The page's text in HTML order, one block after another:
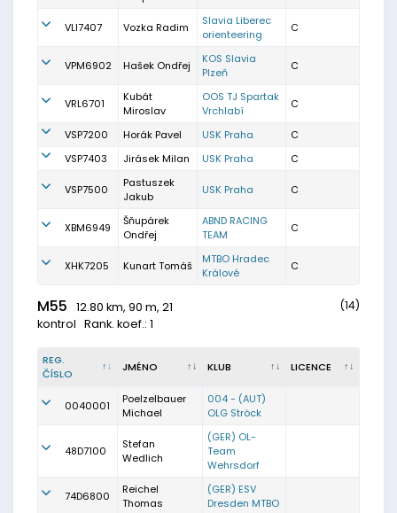
VLI7407 Vozka Radim
Slavia Liberec
orienteering
C
VPM6902 Hašek Ondřej
KOS Slavia
Plzeň
C
VRL6701
Kubát
Miroslav
OOS TJ Spartak
Vrchlabí
C
VSP7200 Horák Pavel USK Praha
C
VSP7403
Jirásek Milan USK Praha C
VSP7500
Pastuszek
Jakub
USK Praha C
XBM6949
Šňupárek
Ondřej
ABND RACING
TEAM
C
XHK7205 Kunart Tomáš
MTBO Hradec
Králové
C
M55
12.80 km, 90 m, 21
kontrol Rank. koef.: 1
(14)
REG.
ČÍSLO
JMÉNO KLUB LICENCE
0040001
Poelzelbauer
Michael
004 - (AUT)
OLG Ströck
48D7100
Stefan
Wedlich
(GER) OL-
Team
Wehrsdorf
74D6800
Reichel
Thomas
(GER) ESV
Dresden MTBO